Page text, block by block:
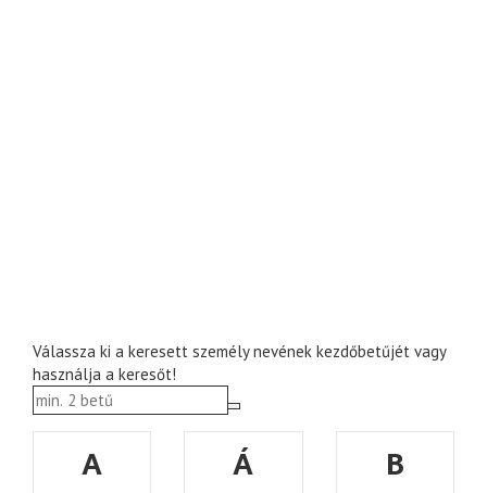
Válassza ki a keresett személy nevének kezdőbetűjét vagy
használja a keresőt!
A Á
B